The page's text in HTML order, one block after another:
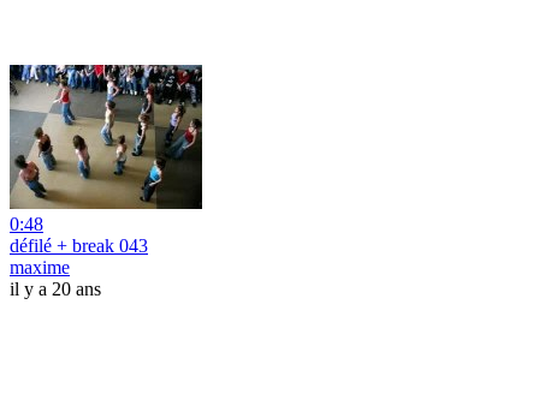
0:48
défilé + break 043
maxime
il y a 20 ans